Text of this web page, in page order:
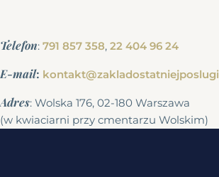
Telefon: 791 857 358, 22 404 96 24
E-mail:
Adres: Wolska 176, 02-180 Warszawa
(w kwiaciarni przy cmentarzu Wolskim)